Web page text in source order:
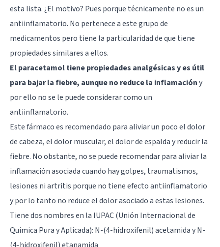
esta lista. ¿El motivo? Pues porque técnicamente no es un
antiinflamatorio. No pertenece a este grupo de
medicamentos pero tiene la particularidad de que tiene
propiedades similares a ellos.
El paracetamol tiene propiedades analgésicas y es útil
para bajar la fiebre, aunque no reduce la inflamacióny
por ello no se le puede considerar como un
antiinflamatorio.
Este fármaco es recomendado para aliviar un poco el dolor
de cabeza, el dolor muscular, el dolor de espalda y reducir la
fiebre. No obstante, no se puede recomendar para aliviar la
inflamación asociada cuando hay golpes, traumatismos,
lesiones ni artritis porque no tiene efecto antiinflamatorio
y por lo tanto no reduce el dolor asociado a estas lesiones.
Tiene dos nombres en la IUPAC (Unión Internacional de
Química Pura y Aplicada): N-(4-hidroxifenil) acetamida y N-